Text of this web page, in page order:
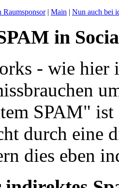
Raumsponsor| Main | Nun auch bei
in
- wie hier
SPAM" ist
durch eine
dies eben